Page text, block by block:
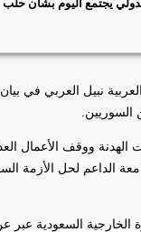
يجتمع اليوم بشأن حلب
نبيل العربي في
السوريين.
ووقف الأعمال
السعودية عبر عن